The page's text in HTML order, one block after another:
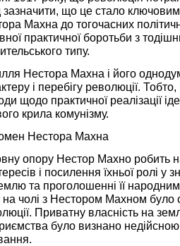
зазначити, що це стало
Махна до тогочасних
практичної боротьби з
типу.
Нестора Махна і його
і перебігу революції.
щодо практичної реалізації
крила комунізму.
Нестора Махна
опору Нестор Махно робить
і посилення їхньої ролі у
та проголошенні її
на чолі з Нестором Махном було
Приватну власність на
було визнано